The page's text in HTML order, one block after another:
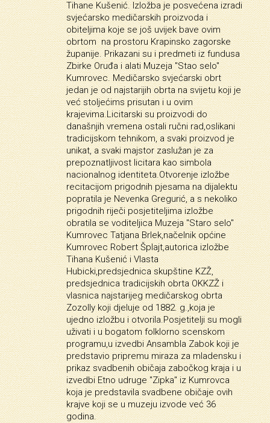
Tihane Kušenić. Izložba je posvećena izradi
svjećarsko medičarskih proizvoda i
obiteljima koje se još uvijek bave ovim
obrtom na prostoru Krapinsko zagorske
županije. Prikazani su i predmeti iz fundusa
Zbirke Oruđa i alati Muzeja "Stao selo"
Kumrovec. Medičarsko svjećarski obrt
jedan je od najstarijih obrta na svijetu koji je
već stoljećims prisutan i u ovim
krajevima.Licitarski su proizvodi do
današnjih vremena ostali ručni rad,oslikani
tradicijskom tehnikom, a svaki proizvod je
unikat, a svaki majstor zaslužan je za
prepoznatljivost licitara kao simbola
nacionalnog identiteta.Otvorenje izložbe
recitacijom prigodnih pjesama na dijalektu
popratila je Nevenka Gregurić, a s nekoliko
prigodnih riječi posjetiteljima izložbe
obratila se voditeljica Muzeja "Staro selo"
Kumrovec Tatjana Brlek,načelnik općine
Kumrovec Robert Šplajt,autorica izložbe
Tihana Kušenić i Vlasta
Hubicki,predsjednica skupštine KZŽ,
predsjednica tradicijskih obrta OKKZŽ i
vlasnica najstarijeg medičarskog obrta
Zozolly koji djeluje od 1882. g.,koja je
ujedno izložbu i otvorila.Posjetitelji su mogli
uživati i u bogatom folklorno scenskom
programu,u izvedbi Ansambla Zabok koji je
predstavio pripremu miraza za mladensku i
prikaz svadbenih običaja zabočkog kraja i u
izvedbi Etno udruge "Zipka" iz Kumrovca
koja je predstavila svadbene običaje ovih
krajve koji se u muzeju izvode već 36
godina.